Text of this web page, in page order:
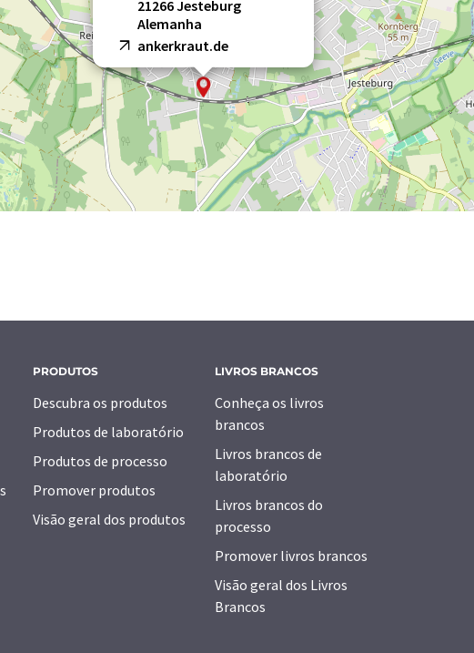
21266 Jesteburg
Alemanha
ankerkraut.de
PRODUTOS
Descubra os produtos
Produtos de laboratório
Produtos de processo
Promover produtos
Visão geral dos produtos
LIVROS BRANCOS
Conheça os livros
brancos
Livros brancos de
laboratório
Livros brancos do
processo
Promover livros brancos
Visão geral dos Livros
Brancos